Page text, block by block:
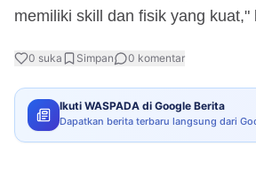
memiliki skill dan fisik yang kuat,"
0 suka Simpan 0 komentar
Ikuti WASPADA di Google Berita
Dapatkan berita terbaru langsung dari